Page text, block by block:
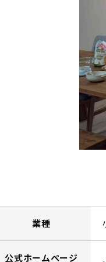
業種
公式ホームページ